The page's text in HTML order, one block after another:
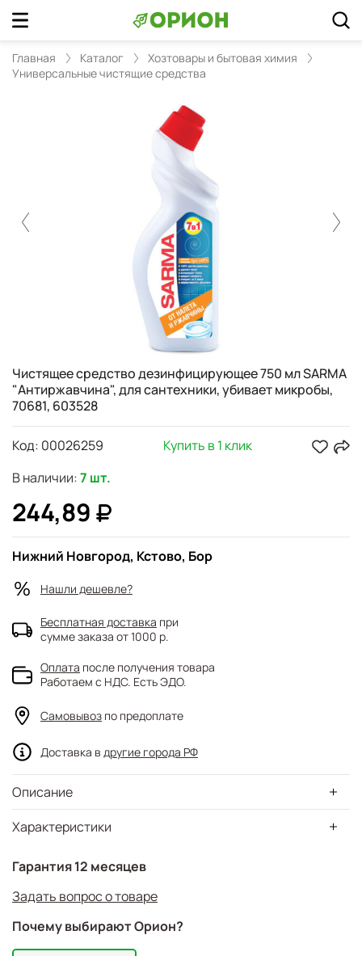
Главная Каталог
Хозтовары и бытовая химия
Универсальные чистящие средства
Чистящее средство дезинфицирующее 750 мл SARMA
"Антиржавчина", для сантехники, убивает микробы,
70681, 603528
Характеристики
Описание
Гарантия 12 месяцев
Задать вопрос о товаре
Почему выбирают Орион?
В наличии:7 шт.
244,89
Код: 00026259 Купить в 1 клик
Нижний Новгород, Кстово, Бор
Нашли дешевле?
Бесплатная доставка при
сумме заказа от 1000 р.
Оплата после получения товара
Работаем с НДС. Есть ЭДО.
Самовывоз по предоплате
Доставка в другие города РФ